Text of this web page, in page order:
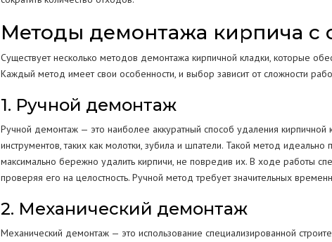
Методы демонтажа кирпича с
Существует несколько методов демонтажа кирпичной кладки, которые
Каждый метод имеет свои особенности, и выбор зависит от сложности
1. Ручной демонтаж
Ручной демонтаж — это наиболее аккуратный способ удаления
инструментов, таких как молотки, зубила и шпатели. Такой метод
максимально бережно удалить кирпичи, не повредив их. В ходе работы
проверяя его на целостность. Ручной метод требует значительных
2. Механический демонтаж
Механический демонтаж — это использование специализированной